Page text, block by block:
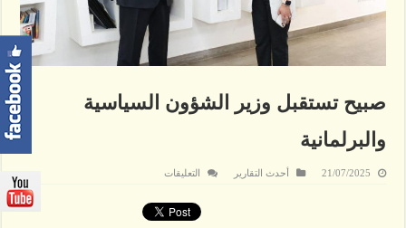
صبيح تستقبل وزير الشؤون السياسية
والبرلمانية
21/07/2025 أحدث التقارير التعليقات
وزير
الشؤون